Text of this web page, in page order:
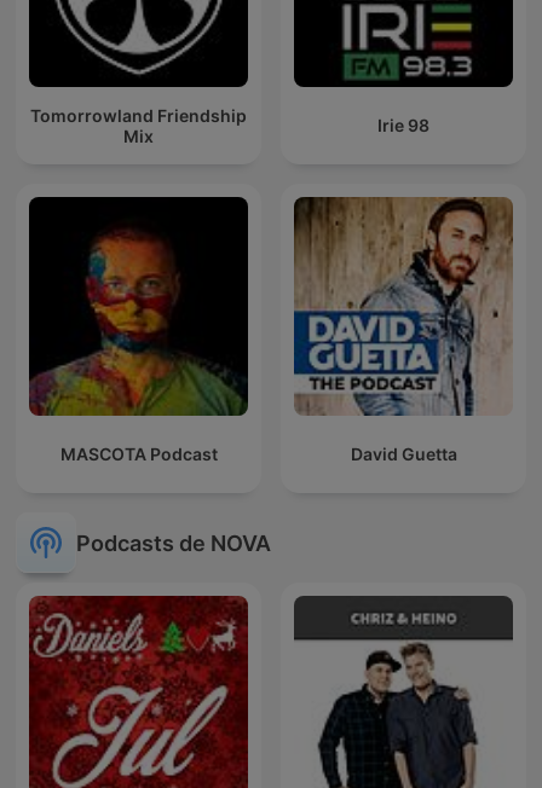
Tomorrowland Friendship
Mix
Irie 98
MASCOTA Podcast David Guetta
Podcasts de NOVA